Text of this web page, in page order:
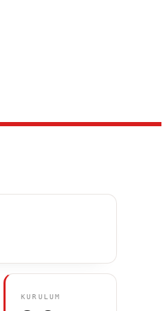
KURULUM